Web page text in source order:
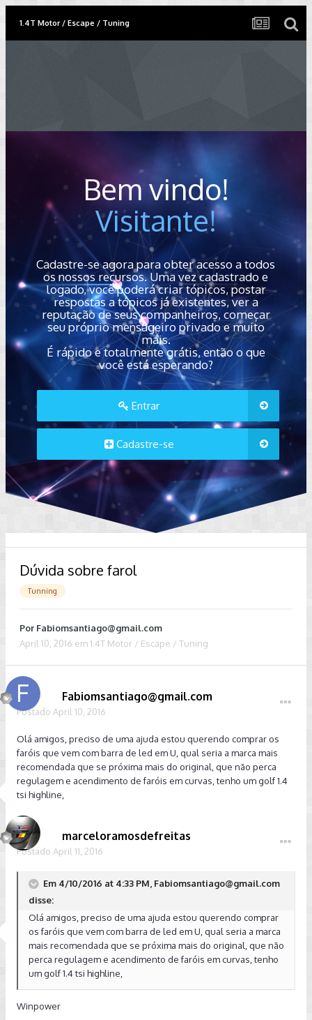
1.4T Motor / Escape / Tuning
Bem vindo!
Visitante!
Cadastre-se agora para obter acesso a todos
os nossos recursos. Uma vez cadastrado e
logado, você poderá criar tópicos, postar
respostas a tópicos já existentes, ver a
reputação de seus companheiros, começar
seu próprio mensageiro privado e muito
mais.
É rápido e totalmente grátis, então o que
você está esperando?
Entrar
Cadastre-se
Dúvida sobre farol
Tunning
Por Fabiomsantiago@gmail.com
April 10, 2016 em1.4T Motor / Escape / Tuning
Fabiomsantiago@gmail.com
Postado April 10, 2016
Olá amigos, preciso de uma ajuda estou querendo comprar os
faróis que vem com barra de led em U, qual seria a marca mais
recomendada que se próxima mais do original, que não perca
regulagem e acendimento de faróis em curvas, tenho um golf 1.4
tsi highline,
marceloramosdefreitas
Postado April 11, 2016
Em 4/10/2016 at 4:33 PM, Fabiomsantiago@gmail.com
disse:
Olá amigos, preciso de uma ajuda estou querendo comprar
os faróis que vem com barra de led em U, qual seria a marca
mais recomendada que se próxima mais do original, que não
perca regulagem e acendimento de faróis em curvas, tenho
um golf 1.4 tsi highline,
Winpower